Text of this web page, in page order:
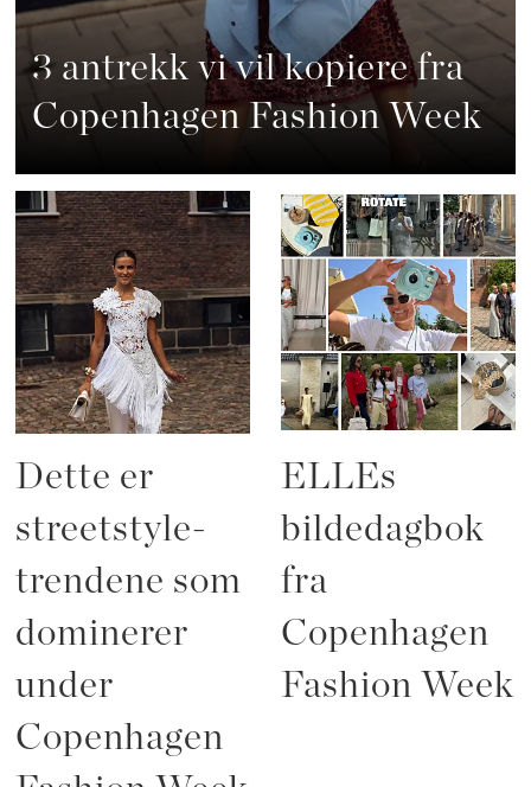
3 antrekk vi vil kopiere fra
Copenhagen Fashion Week
Dette er
streetstyle-
trendene som
dominerer
under
Copenhagen
ELLEs
bildedagbok
fra
Copenhagen
Fashion Week